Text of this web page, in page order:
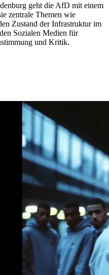
geht die AfD mit einem
zentrale Themen wie
Zustand der Infrastruktur im
Sozialen Medien für
und Kritik.